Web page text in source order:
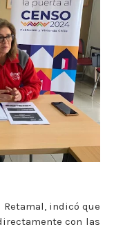
Retamal, indicó que
con las